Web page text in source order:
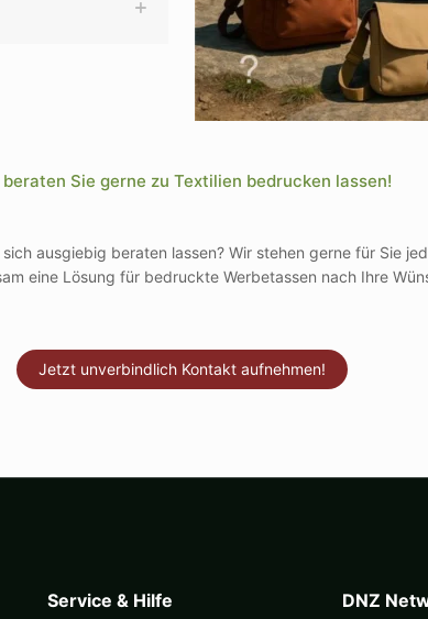
Sie gerne zu Textilien bedrucken lassen!
sich ausgiebig beraten lassen? Wir stehen gerne für Sie
eine Lösung für bedruckte Werbetassen nach Ihre
Jetzt unverbindlich Kontakt aufnehmen!
Service & Hilfe DNZ